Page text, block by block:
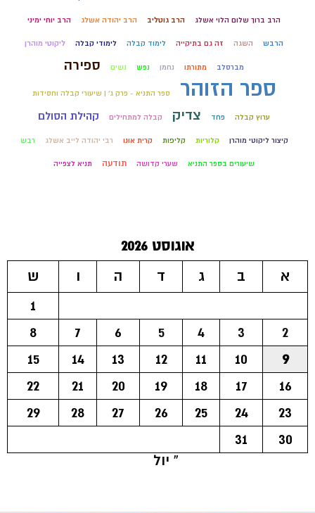
הרב ברוך שלום הלוי אשלג הרב גוטליב הרב יהודה אשלג הרב יוחי ימיני
הרבש השגה זה גם בתיקייה לימוד קבלה לימודי קבלה ליקוטי מוהרן
מברסלב מתורתו נחמן נפש נשים ספירה
ספר הזוהר ספר התניא - פרק ג' | שיעורי קבלה וחסידות
ערוץ קבלה פחד צדיק קבלה למתחילים קהילת הסולם
קיצור ליקוטי מוהרן קלוריות קליפות קרית אונו רבי יהודה לייב אשלג רבש
שיעורים בספר התניא שערי קדושה תודעה תניא לצפייה
אוגוסט 2026
א
ב ג ד ה ו
ש
1
2
3
4
5
6
7
8
9
10
11
12
13
14
15
16
17
18
19
20
21
22
23
24
25
26
27
28
29
30
31
« יול